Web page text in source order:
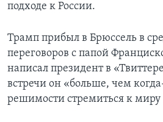
подходе к России.
Трамп прибыл в Брюссель в
переговоров с папой
написал президент в
встречи он «больше, чем
решимости стремиться к